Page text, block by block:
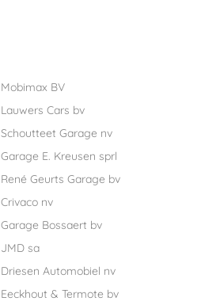
Mobimax BV
Lauwers Cars bv
Schoutteet Garage nv
Garage E. Kreusen sprl
René Geurts Garage bv
Crivaco nv
Garage Bossaert bv
JMD sa
Driesen Automobiel nv
Eeckhout & Termote bv